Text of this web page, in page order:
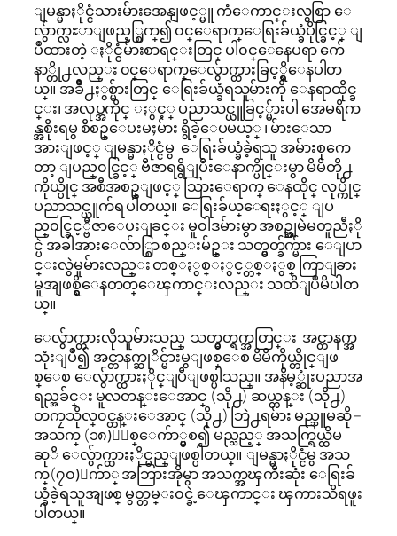
ျမန္မာႏိုင္ငံသားမ်ားအေနျဖင့္မူ ကံေကာင္းလွစြာ ေ
လွ်ာက္လႊာျဖည့္စြက္၍ ၀င္ေရာက္ေရြးခ်ယ္ခံပိုင္ခြင့္ ျ
ပဳထားတဲ့ ႏိုင္ငံမ်ားစာရင္းတြင္ ပါ၀င္ေနေပရာ က်ေ
နာ္တို႕လည္း ၀င္ေရာက္ေလွ်ာက္ထားခြင့္ရွိေနပါတ
ယ္။ အခ်ိဳ႕ႏွစ္မ်ားတြင္ ေရြးခ်ယ္ခံရသူမ်ားကို ေနရာထိုင္ခ
င္း၊ အလုပ္အကိုင္ ႏွင့္ ပညာသင္ယူခြင့္မ်ားပါ အေမရိက
န္အစိုးရမွ စီစဥ္ေပးမႈမ်ား ရွိခဲ့ေပမယ့္ ၊ မ်ားေသာ
အားျဖင့္ ျမန္မာႏိုင္ငံမွ ေရြးခ်ယ္ခံခဲ့ရသူ အမ်ားစုကေ
တာ့ ျပည္၀င္ခြင့္ ဗီဇာရရွိျပီးေနာက္ပိုင္းမွာ မိမိတို႕
ကိုယ္ပိုင္ အစီအစဥ္ျဖင့္ သြားေရာက္ ေနထိုင္ လုပ္ကိုင္
ပညာသင္ယူက်ရ ပါတယ္။ ေရြးခ်ယ္ေရးႏွင့္ ျပ
ည္၀င္ခြင့္ဗီဇာေပးျခင္း မူ၀ါဒမ်ားမွာ အစဥ္အျမဲမတူညီႏို
င္ပဲ အခါအားေလ်ာ္စြာ စည္းမ်ဥ္း သတ္မွတ္ခ်က္မ်ား ေျပာ
င္းလွဲမူမ်ားလည္း တစ္ႏွစ္ႏွင့္တစ္ႏွစ္ ကြာျခား
မူအျဖစ္ရွိေနတတ္ေၾကာင္းလည္း သတိျပဳမိပါတ
ယ္။
ေလွ်ာက္ထားလိုသူမ်ားသည္ သတ္မွတ္ရက္အတြင္း အင္တာနက္အ
သုံးျပဳ၍ အင္တာနက္ဆုိင္မ်ားမွျဖစ္ေစ မိမိကိုယ္တိုင္ျဖ
စ္ေစ ေလွ်ာက္ထားႏိုင္ျပီျဖစ္ပါသည္။ အနိမ့္ဆုံးပညာအ
ရည္အခ်င္း မူလတန္းေအာင္ (သို႕) ဆယ္တန္း (သို႕)
တကၠသိုလ္၀င္တန္းေအာင္ (သို႕) ဘြဲ႕ရမ်ား မည္သူမဆို –
အသက္ (၁၈)ႏွစ္ေက်ာ္မွစ၍ မည္သည့္ အသက္ရြယ္ထိမ
ဆုိ ေလွ်ာက္ထားႏိုင္မည္ျဖစ္ပါတယ္။ ျမန္မာႏိုင္ငံမွ အသ
က္(၇၀)ေက်ာ္ အဘြားအိုမွာ အသက္အၾကီးဆုံး ေရြးခ်
ယ္ခံခဲ့ရသူအျဖစ္ မွတ္တမ္း၀င္ခဲ့ေၾကာင္း ၾကားသိရဖူး
ပါတယ္။